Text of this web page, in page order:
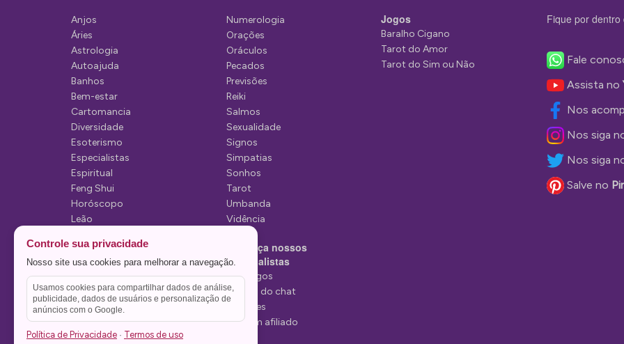
o
d
e
P
o
s
t
Anjos
Áries
Astrologia
Autoajuda
Banhos
Bem-estar
Cartomancia
Diversidade
Esoterismo
Especialistas
Espiritual
Feng Shui
Horóscopo
Leão
Mediunidade
Mensagens
Numerologia
Orações
Oráculos
Pecados
Previsões
Reiki
Salmos
Sexualidade
Signos
Simpatias
Sonhos
Tarot
Umbanda
Vidência
Conheça nossos
Especialistas
Tarólogos
Estelas do chat
Videntes
Seja um afiliado
Jogos
Baralho Cigano
Tarot do Amor
Tarot do Sim ou Não
Fique por
Fale
Assista no
Nos
Nos siga
Nos siga
Salve no
Controle sua privacidade
Nosso site usa cookies para melhorar a navegação.
Usamos cookies para compartilhar dados de análise,
publicidade, dados de usuários e personalização de
anúncios com o Google.
Política de Privacidade · Termos de uso